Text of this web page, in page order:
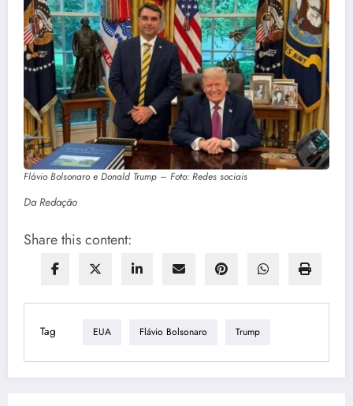
Flávio Bolsonaro e Donald Trump – Foto: Redes sociais
Da Redação
Share this content:
Tag EUA Flávio Bolsonaro Trump